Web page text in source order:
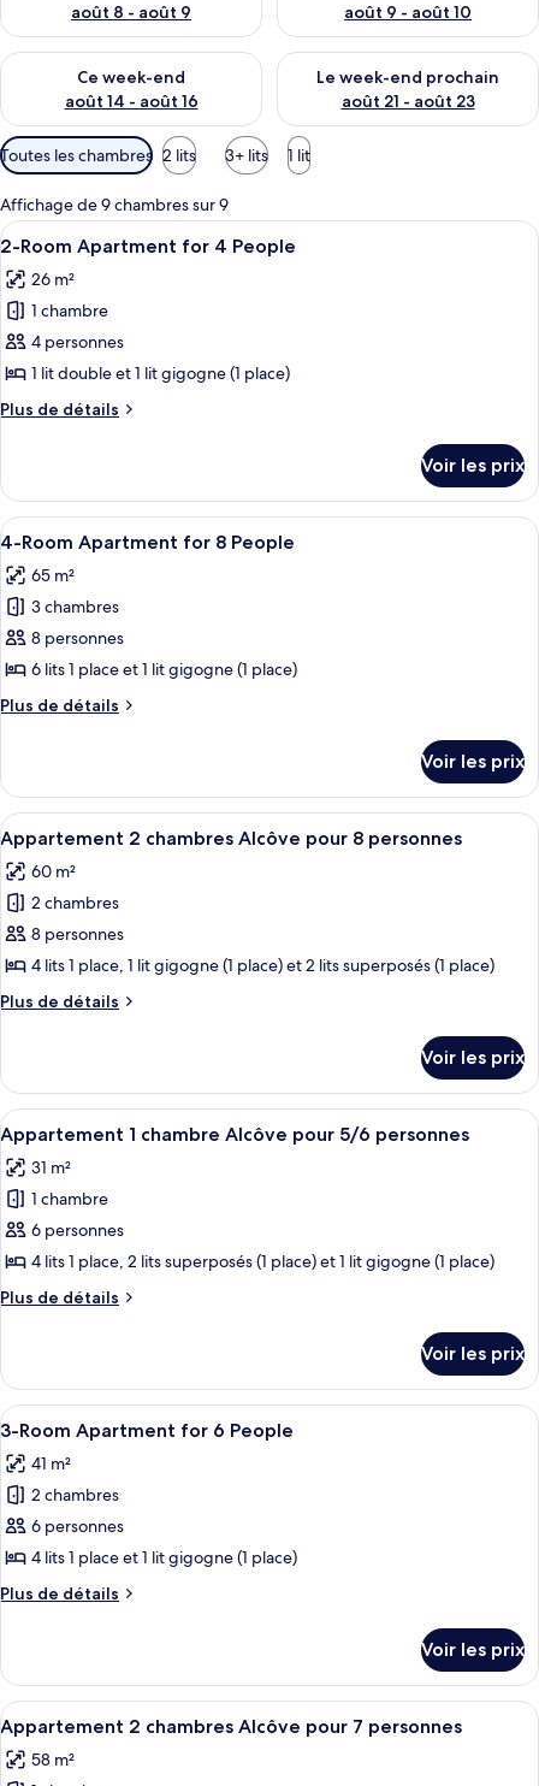
août 8 - août 9
août 9 - août 10
Ce week-end
août 14 - août 16
Vérifier la disponibilité pour ce week-end août 14 - août 16
Le week-end prochain
août 21 - août 23
Vérifier la disponibilité pour
Filtres
disponibles
pour
les
chambres
Toutes les chambres 2 lits 3+ lits 1 lit
Affichage de 9 chambres sur 9
Afficher
toutes
les
photos
pour
ce
type
de
2-
Room
Apartment
for
4
People
Une cuisine aux tons jaunes,
1
2-Room Apartment for 4 People
26 m²
1 chambre
4 personnes
1 lit double et 1 lit gigogne (1 place)
Plus de détails
Plus
le
type
de
2-
Room
Apartment
for
4
Voir les prix
Afficher
toutes
les
photos
pour
ce
type
de
4-
Room
Apartment
for
8
People
Une cuisine aux tons jaunes,
1
4-Room Apartment for 8 People
65 m²
3 chambres
8 personnes
6 lits 1 place et 1 lit gigogne (1 place)
Plus de détails
Plus
le
type
de
chambre
4-
Room
Apartment
for
8
Voir les prix
Afficher
toutes
les
photos
pour
ce
type
de
Appartement
chambres
Alcôve
pour
8
personnes
Une cuisine aux tons jaunes,
1
Appartement 2 chambres Alcôve pour 8 personnes
60 m²
2 chambres
8 personnes
4 lits 1 place, 1 lit gigogne (1 place) et 2 lits superposés (1 place)
Plus de détails
Plus
le
type
de
chambre
Appartement
2
chambres
Alcôve
pour
personnes
Voir les prix
Afficher
toutes
les
photos
pour
ce
type
de
Appartement
chambre
Alcôve
pour
5/6
personnes
Une cuisine aux tons jaunes,
1
Appartement 1 chambre Alcôve pour 5/6 personnes
31 m²
1 chambre
6 personnes
4 lits 1 place, 2 lits superposés (1 place) et 1 lit gigogne (1 place)
Plus de détails
Plus
le
type
de
Appartement
chambre
Alcôve
pour
personnes
Voir les prix
Afficher
toutes
les
photos
pour
ce
type
de
3-
Room
Apartment
for
6
Une cuisine aux tons jaunes,
1
3-Room Apartment for 6 People
41 m²
2 chambres
6 personnes
4 lits 1 place et 1 lit gigogne (1 place)
Plus de détails
Plus
le
type
de
chambre
3-
Voir les prix
Afficher
toutes
les
Une cuisine aux tons jaunes,
1
Appartement 2 chambres Alcôve pour 7 personnes
58 m²